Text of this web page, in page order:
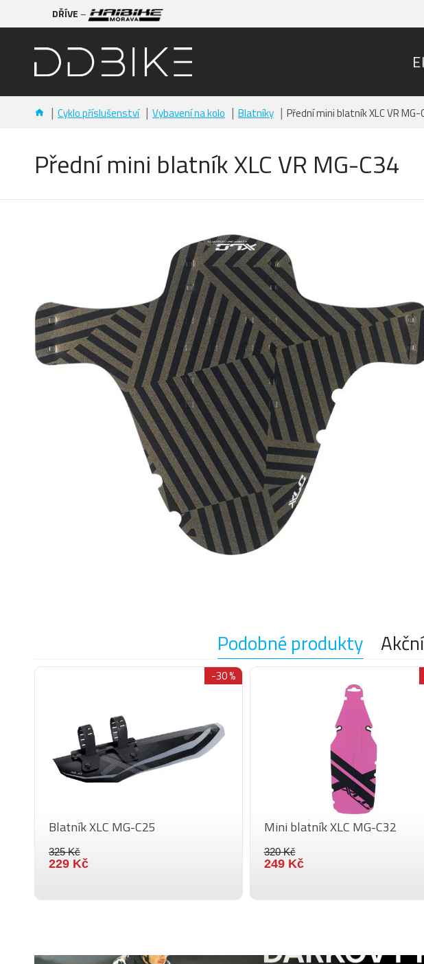
DŘÍVE –
Cyklo příslušenství Vybavení na kolo Blatníky Přední mini blatník XLC VR MG-
Přední mini blatník XLC VR MG-C34
Podobné produkty
-30 %
Blatník XLC MG-C25
325 Kč
229 Kč
Mini blatník XLC MG-C32
320 Kč
249 Kč